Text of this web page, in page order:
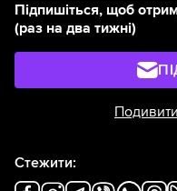
Підпишіться, щоб
(раз на два тижні)
Стежити: